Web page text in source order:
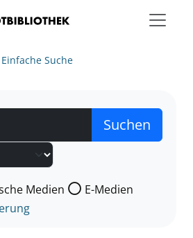
Einfache Suche
nach der Sie suchen wollen.
Medien
E-Medien